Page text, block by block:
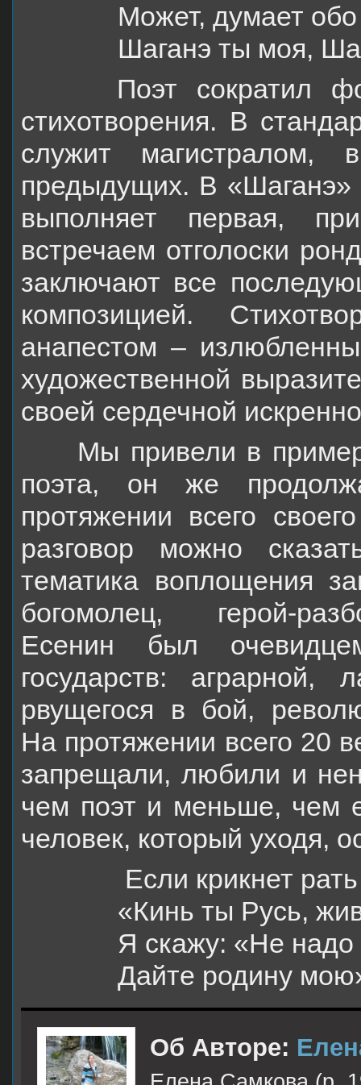
Может, думает
Шаганэ ты моя,
Поэт сократил
стихотворения. В
служит
предыдущих. В «Шаганэ»
выполняет первая,
встречаем отголоски
заключают все
композицией.
анапестом –
художественной
своей сердечной
Мы привели в пример
поэта, он же
протяжении всего
разговор можно
тематика воплощения
богомолец, герой-
Есенин был
государств: аграрной,
рвущегося в бой,
На протяжении всего 20
запрещали, любили и
чем поэт и меньше, чем
человек, который уходя,
Если крикнет
«Кинь ты Русь,
Я скажу: «Не надо
Дайте родину
Об Авторе: